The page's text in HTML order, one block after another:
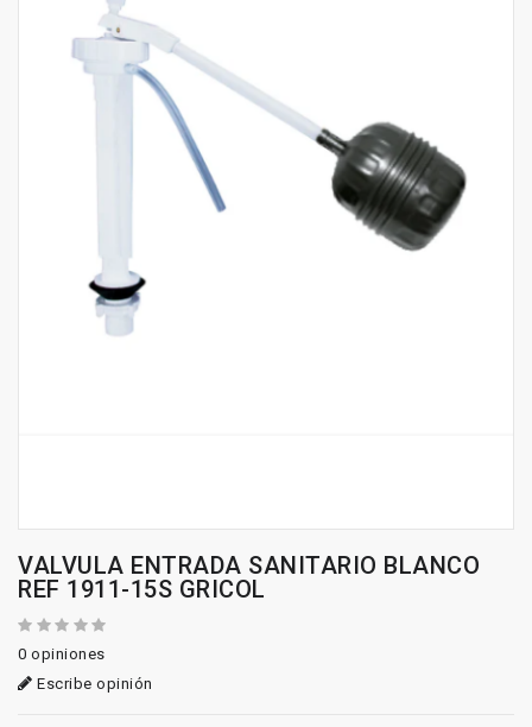
VALVULA ENTRADA SANITARIO BLANCO
REF 1911-15S GRICOL
0 opiniones
Escribe opinión